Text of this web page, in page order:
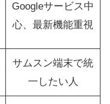
Googleサービス中
心、最新機能重視
サムスン端末で統
一したい人